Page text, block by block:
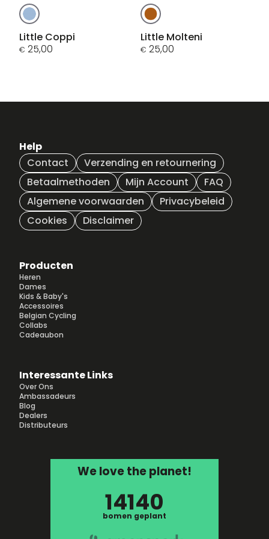
Dit
product
heeft
meerdere
kan
op
de
productpagina
Little Coppi
€ 25,00
Dit
product
heeft
meerdere
kan
de
productpagina
Little Molteni
€ 25,00
Help
Contact
Verzending en retournering
Betaalmethoden
Mijn Account
FAQ
Algemene voorwaarden
Privacybeleid
Cookies
Disclaimer
Producten
Heren
Dames
Kids & Baby's
Accessoires
Belgian Cycling
Collabs
Cadeaubon
Interessante Links
Over Ons
Ambassadeurs
Blog
Dealers
Distributeurs
We love the planet!
14140
bomen geplant